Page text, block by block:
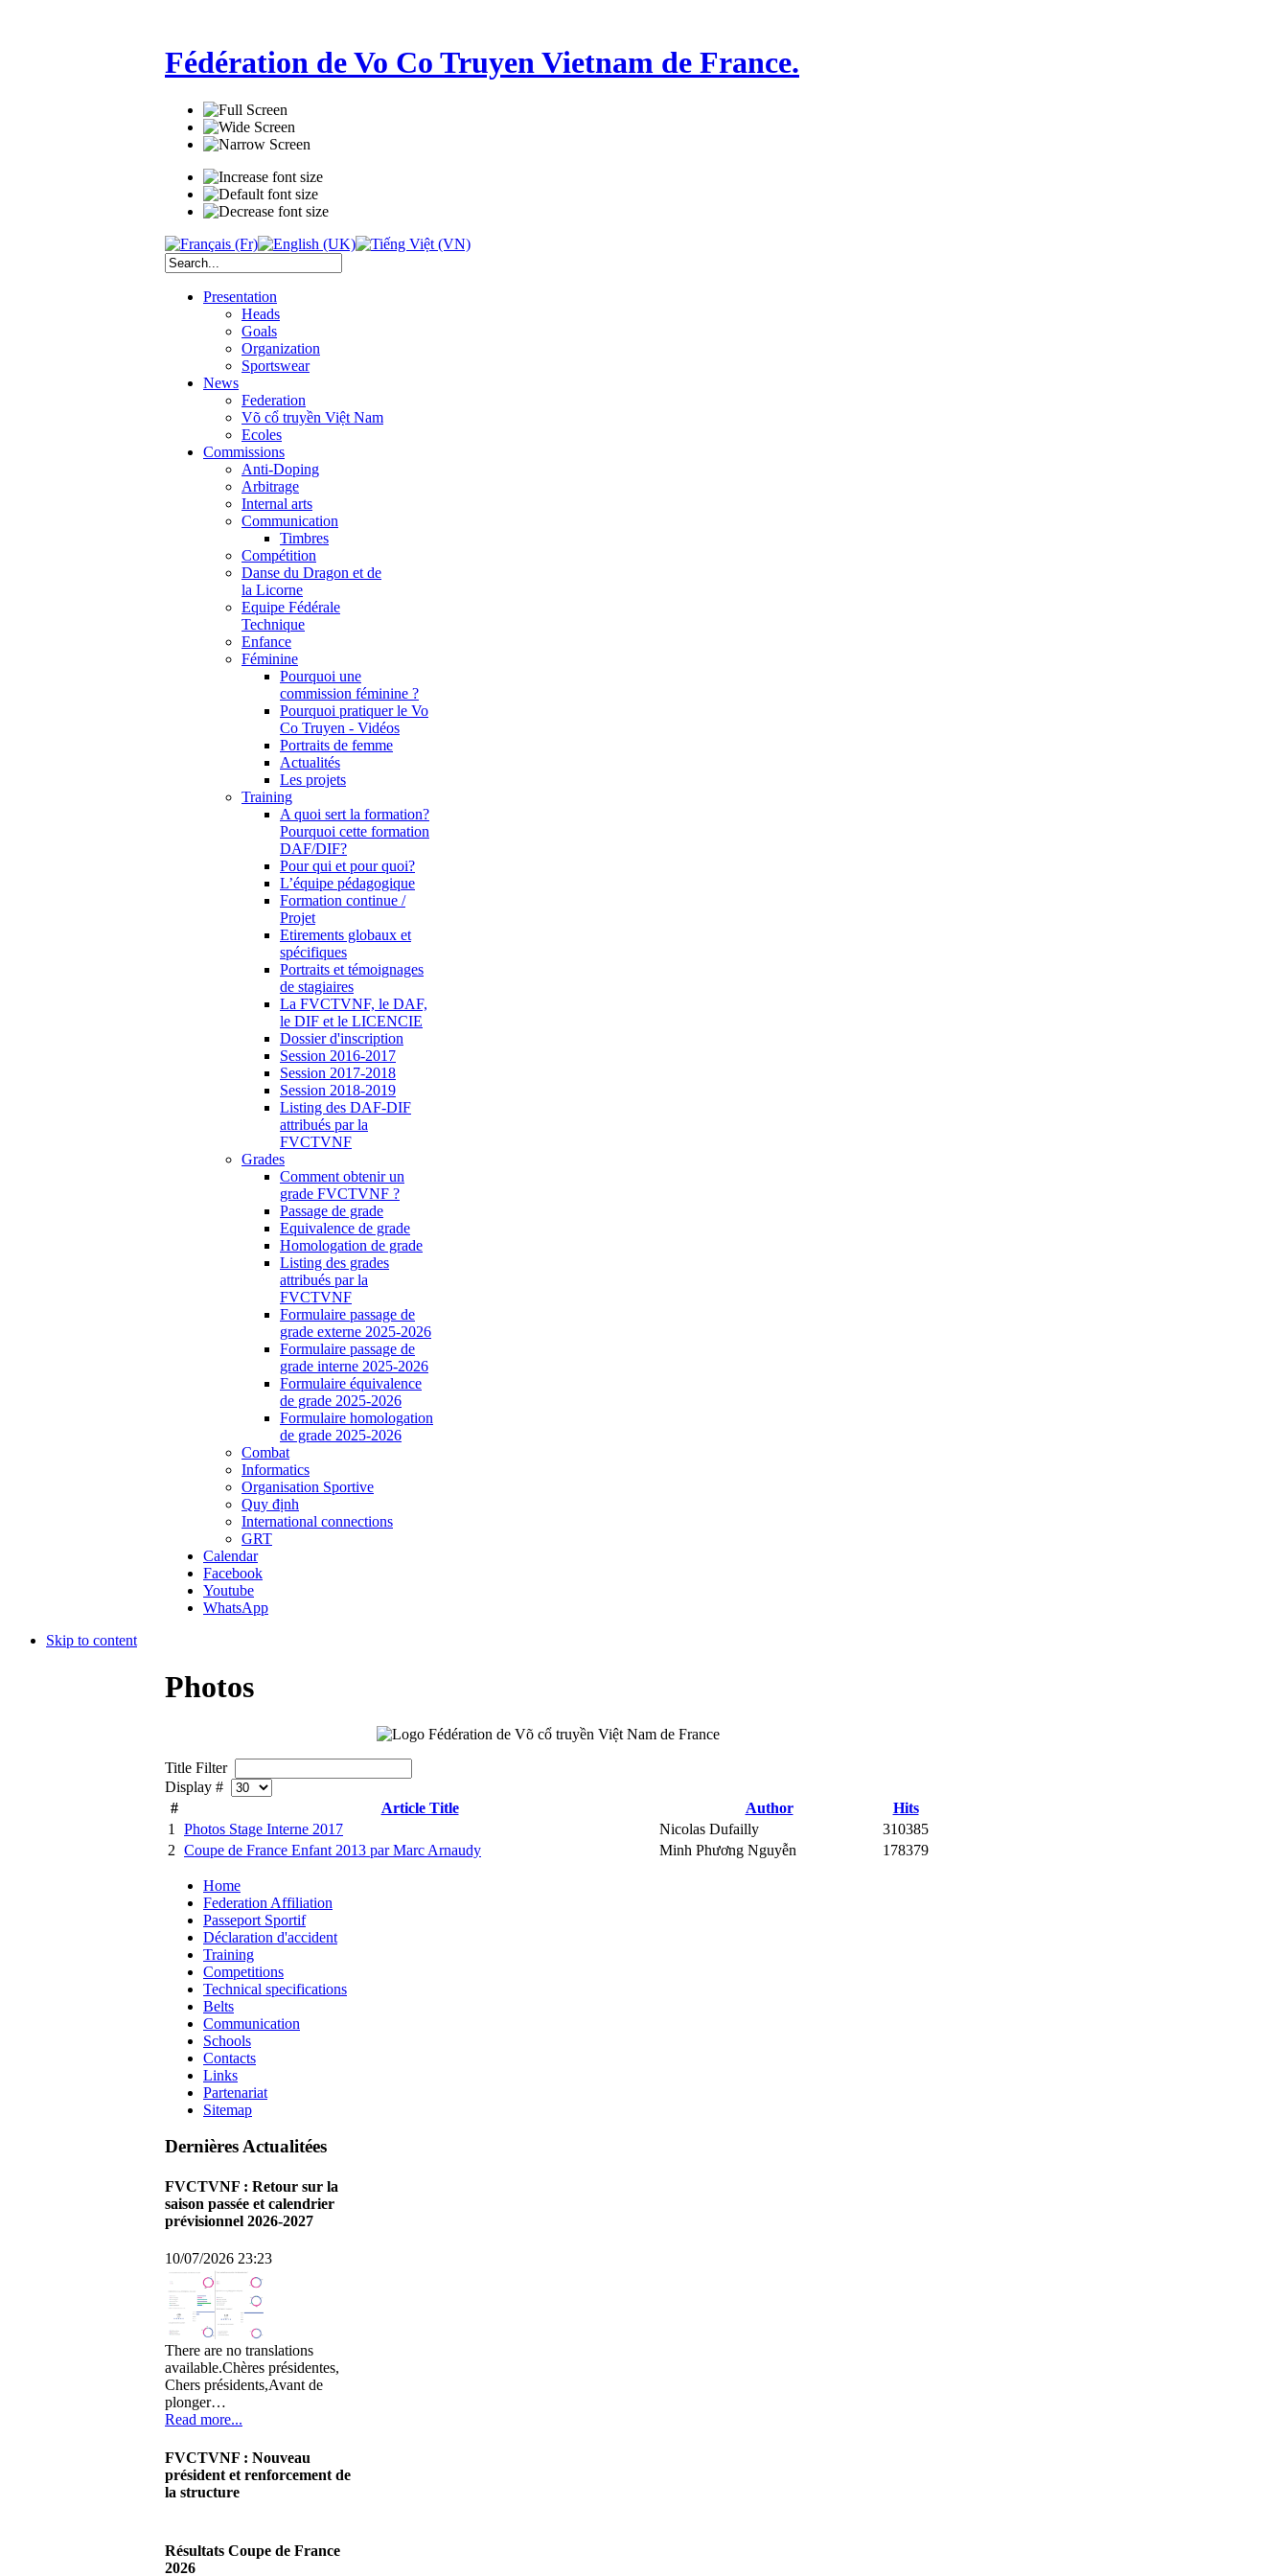
Fédération de Vo Co Truyen Vietnam de France.
Presentation
Heads
Goals
Organization
Sportswear
News
Federation
Võ cổ truyền Việt Nam
Ecoles
Commissions
Anti-Doping
Arbitrage
Internal arts
Communication
Timbres
Compétition
Danse du Dragon et de
la Licorne
Equipe Fédérale
Technique
Enfance
Féminine
Pourquoi une
commission féminine ?
Pourquoi pratiquer le Vo
Co Truyen - Vidéos
Portraits de femme
Actualités
Les projets
Training
A quoi sert la formation?
Pourquoi cette formation
DAF/DIF?
Pour qui et pour quoi?
L’équipe pédagogique
Formation continue /
Projet
Etirements globaux et
spécifiques
Portraits et témoignages
de stagiaires
La FVCTVNF, le DAF,
le DIF et le LICENCIE
Dossier d'inscription
Session 2016-2017
Session 2017-2018
Session 2018-2019
Listing des DAF-DIF
attribués par la
FVCTVNF
Grades
Comment obtenir un
grade FVCTVNF ?
Passage de grade
Equivalence de grade
Homologation de grade
Listing des grades
attribués par la
FVCTVNF
Formulaire passage de
grade externe 2025-2026
Formulaire passage de
grade interne 2025-2026
Formulaire équivalence
de grade 2025-2026
Formulaire homologation
de grade 2025-2026
Combat
Informatics
Organisation Sportive
Quy định
International connections
GRT
Calendar
Facebook
Youtube
WhatsApp
Skip to content
Photos
Title Filter
Display #
#
Article Title Author
Hits
1
Photos Stage Interne 2017 Nicolas Dufailly
310385
2 Coupe de France Enfant 2013 par Marc Arnaudy Minh Phương Nguyễn 178379
Home
Federation Affiliation
Passeport Sportif
Déclaration d'accident
Training
Competitions
Technical specifications
Belts
Communication
Schools
Contacts
Links
Partenariat
Sitemap
Dernières Actualitées
FVCTVNF : Retour sur la
saison passée et calendrier
prévisionnel 2026-2027
10/07/2026 23:23
There are no translations
available.Chères présidentes,
Chers présidents,Avant de
plonger…
Read more...
FVCTVNF : Nouveau
président et renforcement de
la structure
There are no translations
available.Chères Présidentes,
Résultats Coupe de France
2026